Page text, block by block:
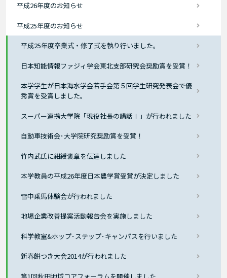
平成26年度のお知らせ
平成25年度のお知らせ
平成25年度卒業式・修了式を執り行いました。
日本知能情報ファジィ学会東北支部研究会奨励賞を受賞！
本学学生が日本海水学会若手会第５回学生研究発表会で優
秀賞を受賞しました。
スーパー連携大学院「現役社長の講話Ⅰ」が行われました
自動車技術会･大学院研究奨励賞を受賞！
竹内武氏に紺綬褒章を伝達しました
本学教員の平成26年度日本農学賞受賞が決定しました
雪中乗馬体験会が行われました
地場企業改善提案活動報告会を実施しました
科学教室&ホップ･ステップ･キャンパスを行いました
新春餅つき大会2014が行われました
第1回秋田地域コアフォーラムを開催しました